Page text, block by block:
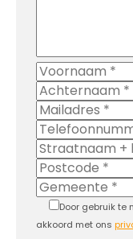
Door gebruik te
akkoord met ons